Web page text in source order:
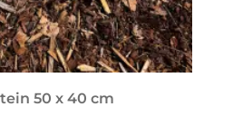
50 x 40 cm